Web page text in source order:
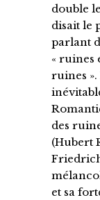
double
disait le
parlant
« ruines
ruines
des
(Hubert
et sa